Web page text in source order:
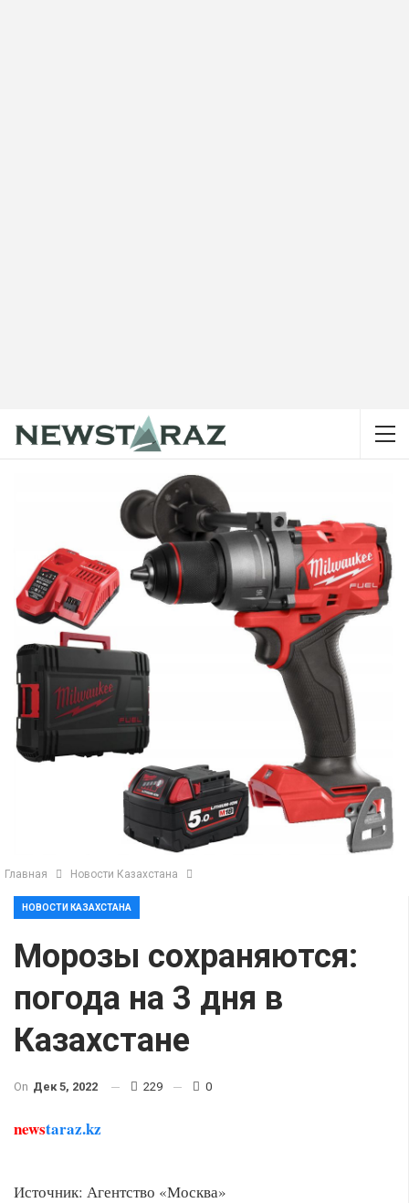
Главная Новости Казахстана
НОВОСТИ КАЗАХСТАНА
Морозы сохраняются:
погода на 3 дня в
Казахстане
On Дек 5, 2022 229 0
newstaraz.kz
Источник: Агентство «Москва»